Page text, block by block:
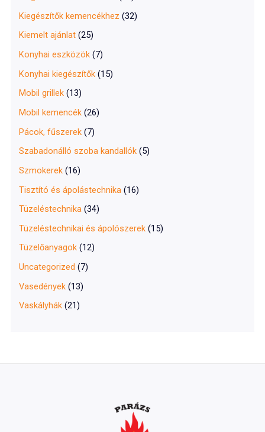
Kiegészítők kemencékhez (32)
Kiemelt ajánlat (25)
Konyhai eszközök (7)
Konyhai kiegészítők (15)
Mobil grillek (13)
Mobil kemencék (26)
Pácok, fűszerek (7)
Szabadonálló szoba kandallók (5)
Szmokerek (16)
Tisztító és ápolástechnika (16)
Tüzeléstechnika (34)
Tüzeléstechnikai és ápolószerek (15)
Tüzelőanyagok (12)
Uncategorized (7)
Vasedények (13)
Vaskályhák (21)